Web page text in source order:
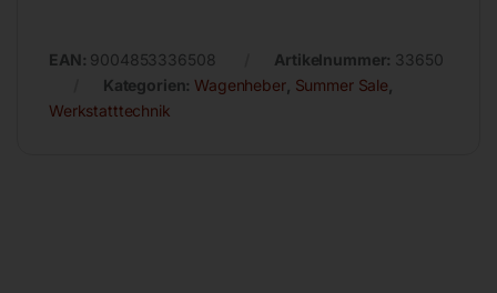
EAN: 9004853336508 Artikelnummer: 33650
Kategorien: Wagenheber, Summer Sale
Werkstatttechnik